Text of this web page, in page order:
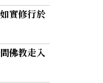
實修行於
佛教走入